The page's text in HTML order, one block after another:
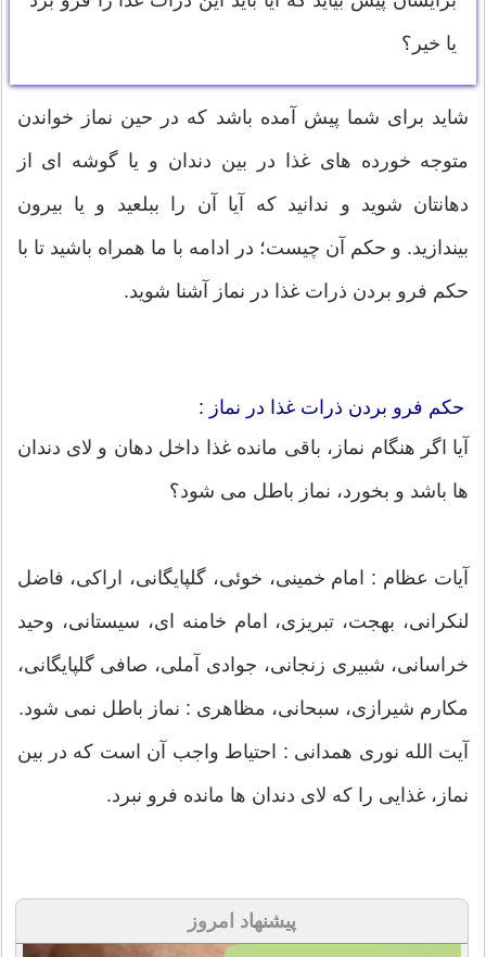
یا خیر؟
شاید برای شما پیش آمده باشد که در حین نماز خواندن
متوجه خورده های غذا در بین دندان و یا گوشه ای از
دهانتان شوید و ندانید که آیا آن را ببلعید و یا بیرون
بیندازید. و حکم آن چیست؛ در ادامه با ما همراه باشید تا با
حکم فرو بردن ذرات غذا در نماز آشنا شوید.
حکم فرو بردن ذرات غذا در نماز :
آیا اگر هنگام نماز، باقی مانده غذا داخل دهان و لای دندان
ها باشد و بخورد، نماز باطل می شود؟
آیات عظام : امام خمینی، خوئی، گلپایگانی، اراکی، فاضل
لنکرانی، بهجت، تبریزی، امام خامنه ای، سیستانی، وحید
خراسانی، شبیری زنجانی، جوادی آملی، صافی گلپایگانی،
مکارم شیرازی، سبحانی، مظاهری : نماز باطل نمی شود.
آیت الله نوری همدانی : احتیاط واجب آن است كه در بین
نماز، غذایی را كه لای دندان ها مانده فرو نبرد.
پیشنهاد امروز